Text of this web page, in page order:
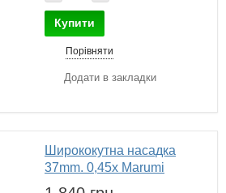
Купити
Порівняти
Додати в закладки
Ширококутна насадка
37mm. 0,45х Marumi